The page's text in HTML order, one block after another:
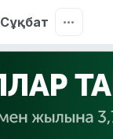
Сұқбат